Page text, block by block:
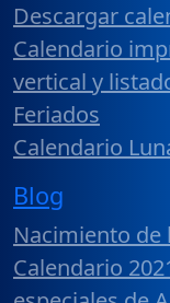
Descargar
Calendario
vertical y
Feriados
Calendario
Blog
Nacimiento de
Calendario